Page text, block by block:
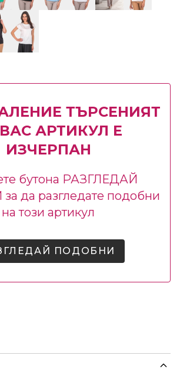
ТЪРСЕНИЯТ
АРТИКУЛ Е
ИЗЧЕРПАН
бутона РАЗГЛЕДАЙ
да разгледате подобни
на този артикул
ПОДОБНИ